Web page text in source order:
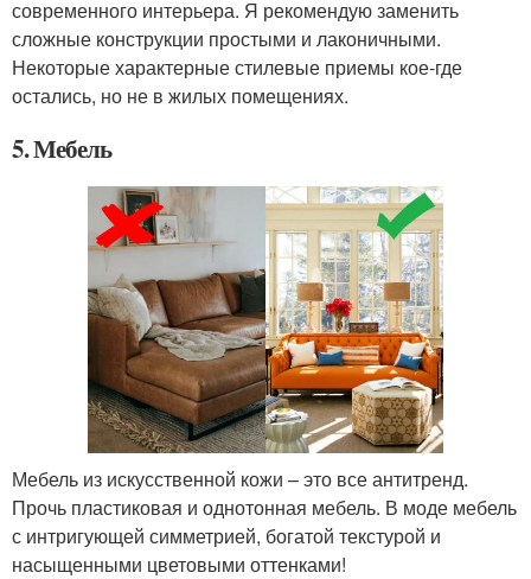
современного интерьера. Я рекомендую заменить
сложные конструкции простыми и лаконичными.
Некоторые характерные стилевые приемы кое-где
остались, но не в жилых помещениях.
5. Мебель
Мебель из искусственной кожи – это все антитренд.
Прочь пластиковая и однотонная мебель. В моде мебель
с интригующей симметрией, богатой текстурой и
насыщенными цветовыми оттенками!